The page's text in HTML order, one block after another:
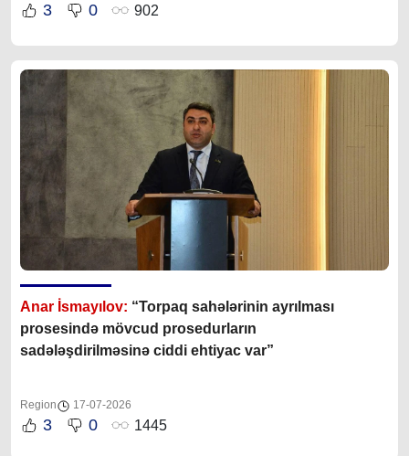
3 0 902
Anar İsmayılov: “Torpaq sahələrinin ayrılması
prosesində mövcud prosedurların
sadələşdirilməsinə ciddi ehtiyac var”
Region 17-07-2026
3 0 1445